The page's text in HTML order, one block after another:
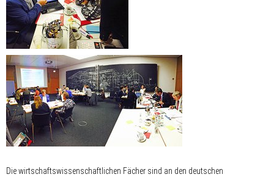
Die wirtschaftswissenschaftlichen Fächer sind an den deutschen